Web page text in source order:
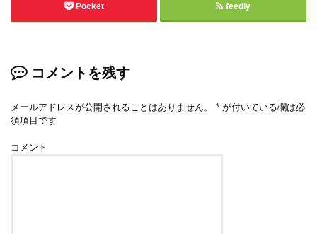
Pocket feedly
コメントを残す
メールアドレスが公開されることはありません。 * が付いている欄は必
須項目です
コメント